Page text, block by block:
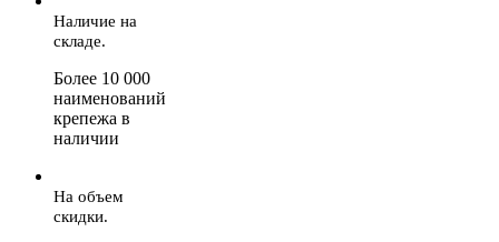
Наличие на
складе.
Более 10 000
наименований
крепежа в
наличии
На объем
скидки.